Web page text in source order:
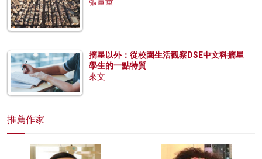
張量童
摘星以外：從校園生活觀察DSE中文科摘星
學生的一點特質
來文
推薦作家